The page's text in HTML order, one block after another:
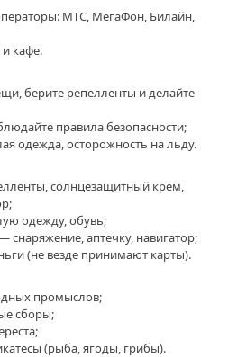
МТС, МегаФон, Билайн,
и кафе.
берите репелленты и делайте
правила безопасности;
одежда, осторожность на льду.
солнцезащитный крем,
одежду, обувь;
снаряжение, аптечку, навигатор;
(не везде принимают карты).
промыслов;
сборы;
(рыба, ягоды, грибы).